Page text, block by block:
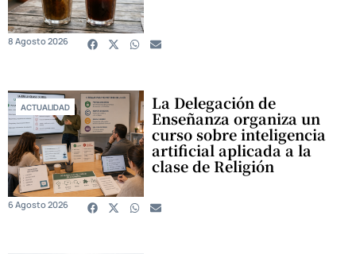
8 Agosto 2026
ACTUALIDAD La Delegación de
Enseñanza organiza un
curso sobre inteligencia
artificial aplicada a la
clase de Religión
6 Agosto 2026